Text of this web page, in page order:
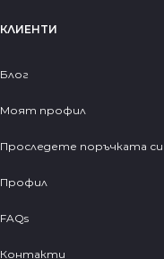
КЛИЕНТИ
Блог
Моят профил
Проследете поръчката си
Профил
FAQs
Контакти